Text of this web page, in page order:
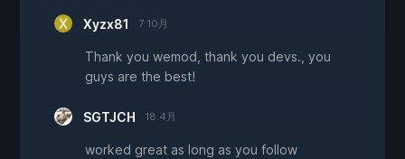
Xyzx81 7 10月
Thank you wemod, thank you devs., you
guys are the best!
SGTJCH 18 4月
worked great as long as you follow